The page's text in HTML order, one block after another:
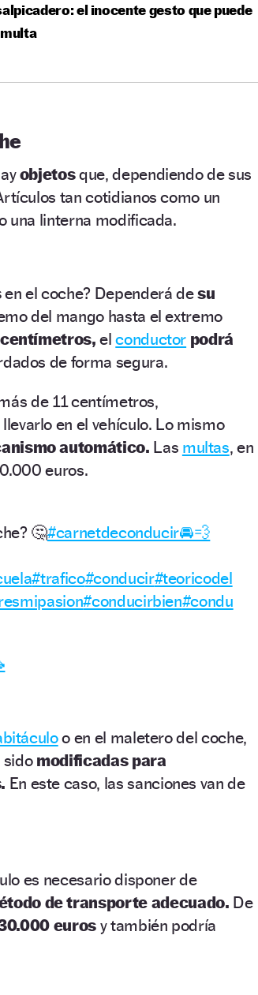
el inocente gesto que puede
objetosque, dependiendo de sus
tan cotidianos como un
una linterna modificada.
en el coche? Dependerá desu
del mango hasta el extremo
elconductor podrá
de forma segura.
de 11 centímetros,
en el vehículo. Lo mismo
automático. Las multas, en
euros.
🤔#carnetdeconducir🚘💨
#trafico#conducir#teoricodel
#conducirbien#condu
o en el maletero del coche,
sidomodificadas para
En este caso, las sanciones van de
es necesario disponer de
de transporte adecuado. De
eurosy también podría